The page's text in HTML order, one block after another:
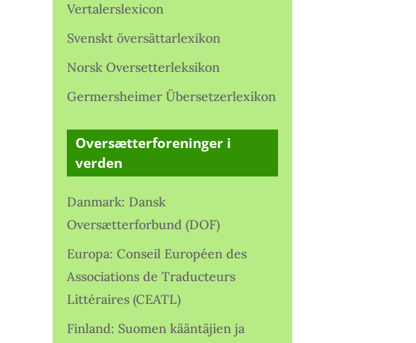
Vertalerslexicon
Svenskt översättarlexikon
Norsk Oversetterleksikon
Germersheimer Übersetzerlexikon
Oversætterforeninger i
verden
Danmark: Dansk
Oversætterforbund (DOF)
Europa: Conseil Européen des
Associations de Traducteurs
Littéraires (CEATL)
Finland: Suomen kääntäjien ja